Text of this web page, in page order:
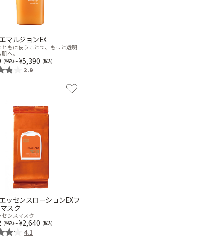
マルジョンEX
ともに使うことで、もっと透明
へ。
~ 5,390
3.9
ッセンスローションEXフ
スク
センスマスク
~ 2,640
4.1